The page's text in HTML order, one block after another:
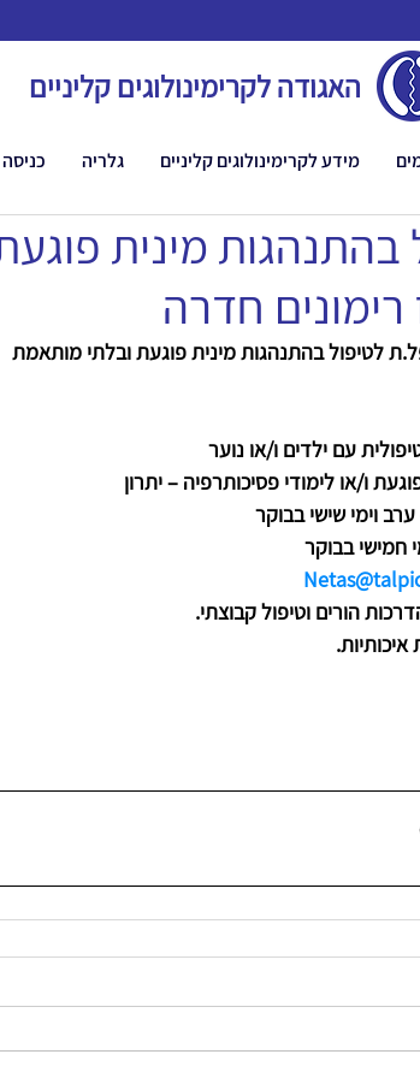
האגודה לקרימינולוגים קליניים
מידע לקרימינולוגים קליניים גלריה
מינית
חדרה
לטיפול בהתנהגות מינית פוגעת ובלתי מותאמת
עם ילדים ו/או נוער
ו/או לימודי פסיכותרפיה – יתרון
וימי שישי בבוקר
חמישי בבוקר
הורים וטיפול קבוצתי.